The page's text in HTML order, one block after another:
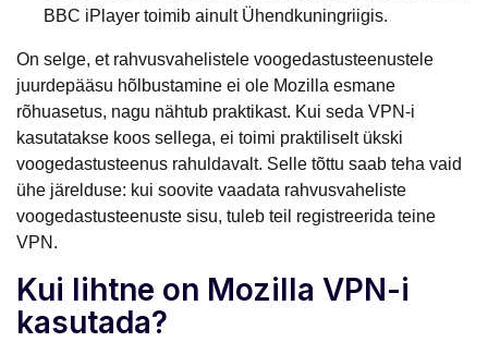
BBC iPlayer toimib ainult Ühendkuningriigis.
On selge, et rahvusvahelistele voogedastusteenustele
juurdepääsu hõlbustamine ei ole Mozilla esmane
rõhuasetus, nagu nähtub praktikast. Kui seda VPN-i
kasutatakse koos sellega, ei toimi praktiliselt ükski
voogedastusteenus rahuldavalt. Selle tõttu saab teha vaid
ühe järelduse: kui soovite vaadata rahvusvaheliste
voogedastusteenuste sisu, tuleb teil registreerida teine
VPN.
Kui lihtne on Mozilla VPN-i
kasutada?